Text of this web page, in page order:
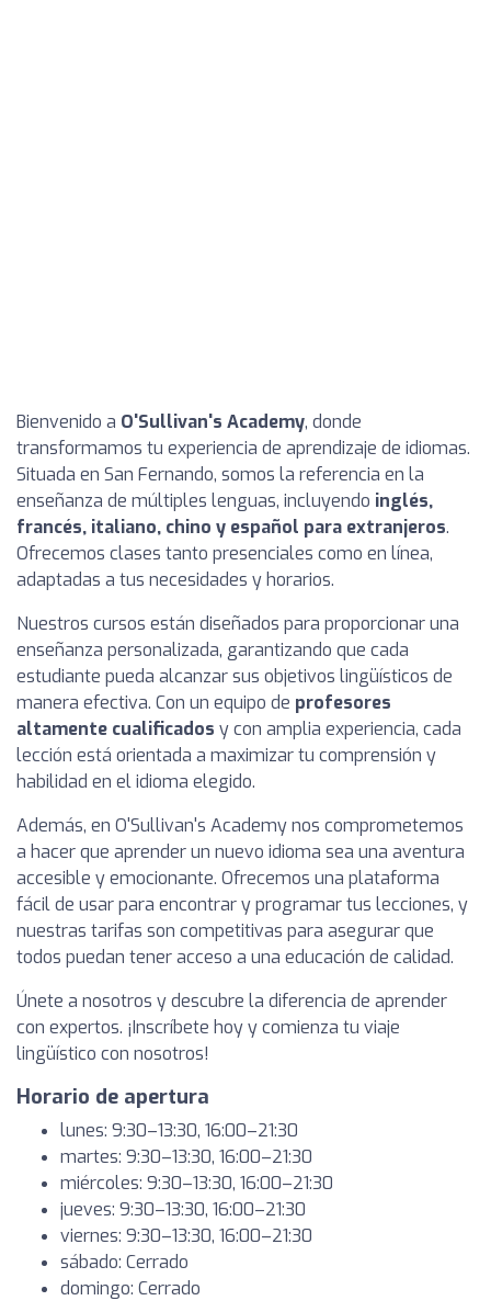
Bienvenido a O'Sullivan's Academy, donde
transformamos tu experiencia de aprendizaje de idiomas.
Situada en San Fernando, somos la referencia en la
enseñanza de múltiples lenguas, incluyendo inglés,
francés, italiano, chino y español para extranjeros.
Ofrecemos clases tanto presenciales como en línea,
adaptadas a tus necesidades y horarios.
Nuestros cursos están diseñados para proporcionar una
enseñanza personalizada, garantizando que cada
estudiante pueda alcanzar sus objetivos lingüísticos de
manera efectiva. Con un equipo de profesores
altamente cualificados y con amplia experiencia, cada
lección está orientada a maximizar tu comprensión y
habilidad en el idioma elegido.
Además, en O'Sullivan's Academy nos comprometemos
a hacer que aprender un nuevo idioma sea una aventura
accesible y emocionante. Ofrecemos una plataforma
fácil de usar para encontrar y programar tus lecciones, y
nuestras tarifas son competitivas para asegurar que
todos puedan tener acceso a una educación de calidad.
Únete a nosotros y descubre la diferencia de aprender
con expertos. ¡Inscríbete hoy y comienza tu viaje
lingüístico con nosotros!
Horario de apertura
lunes: 9:30–13:30, 16:00–21:30
martes: 9:30–13:30, 16:00–21:30
miércoles: 9:30–13:30, 16:00–21:30
jueves: 9:30–13:30, 16:00–21:30
viernes: 9:30–13:30, 16:00–21:30
sábado: Cerrado
domingo: Cerrado